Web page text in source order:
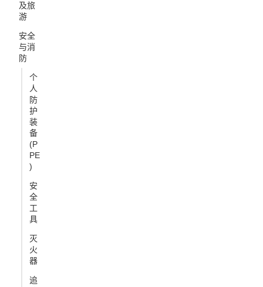
及旅
游
安全
与消
防
个
人
防
护
装
备
(P
PE
)
安
全
工
具
灭
火
器
追